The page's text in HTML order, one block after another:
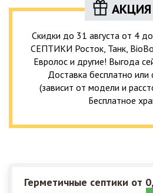
АКЦИЯ
Скидки до 31 августа от 4
СЕПТИКИ Росток, Танк,
Евролос и другие! Выгода
Доставка бесплатно или
(зависит от модели и
Бесплатное
Герметичные септики от